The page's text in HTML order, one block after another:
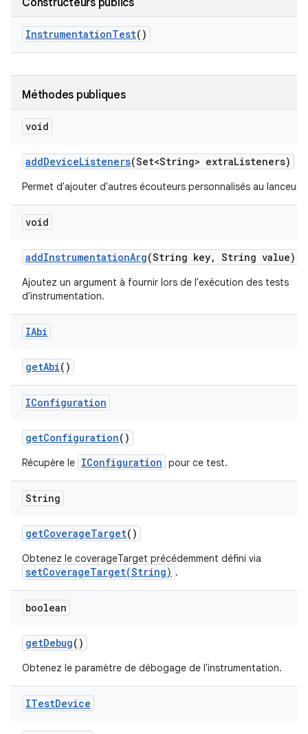
Constructeurs publics
InstrumentationTest()
Méthodes publiques
void
addDeviceListeners(Set<String> extraListeners)
Permet d'ajouter d'autres écouteurs personnalisés au lanceur
void
addInstrumentationArg(String key, String value)
Ajoutez un argument à fournir lors de l'exécution des tests
d'instrumentation.
IAbi
getAbi()
IConfiguration
getConfiguration()
Récupère le IConfiguration pour ce test.
String
getCoverageTarget()
Obtenez le coverageTarget précédemment défini via
setCoverageTarget(String) .
boolean
getDebug()
Obtenez le paramètre de débogage de l'instrumentation.
ITestDevice